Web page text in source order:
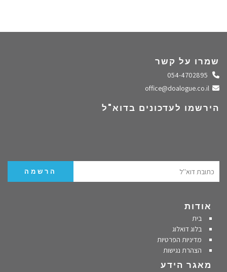
שמרו על קשר
התקשרו אלינו
שלחו מייל
הירשמו לעדכונים בדוא"ל
אודות
בית
בלוג דואלוג
מדיניות הפרטיות
הצהרת נגישות
מאגר הידע